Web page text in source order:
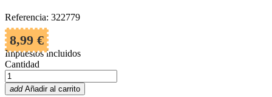
Referencia: 322779
8,99 €
Impuestos incluidos
Cantidad
add Añadir al carrito